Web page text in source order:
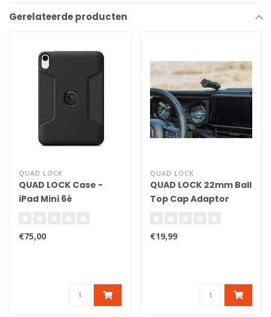
Gerelateerde producten
QUAD LOCK
QUAD LOCK Case -
iPad Mini 6è
€75,00
QUAD LOCK
QUAD LOCK 22mm Ball
Top Cap Adaptor
€19,99